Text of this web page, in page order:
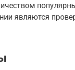
являются